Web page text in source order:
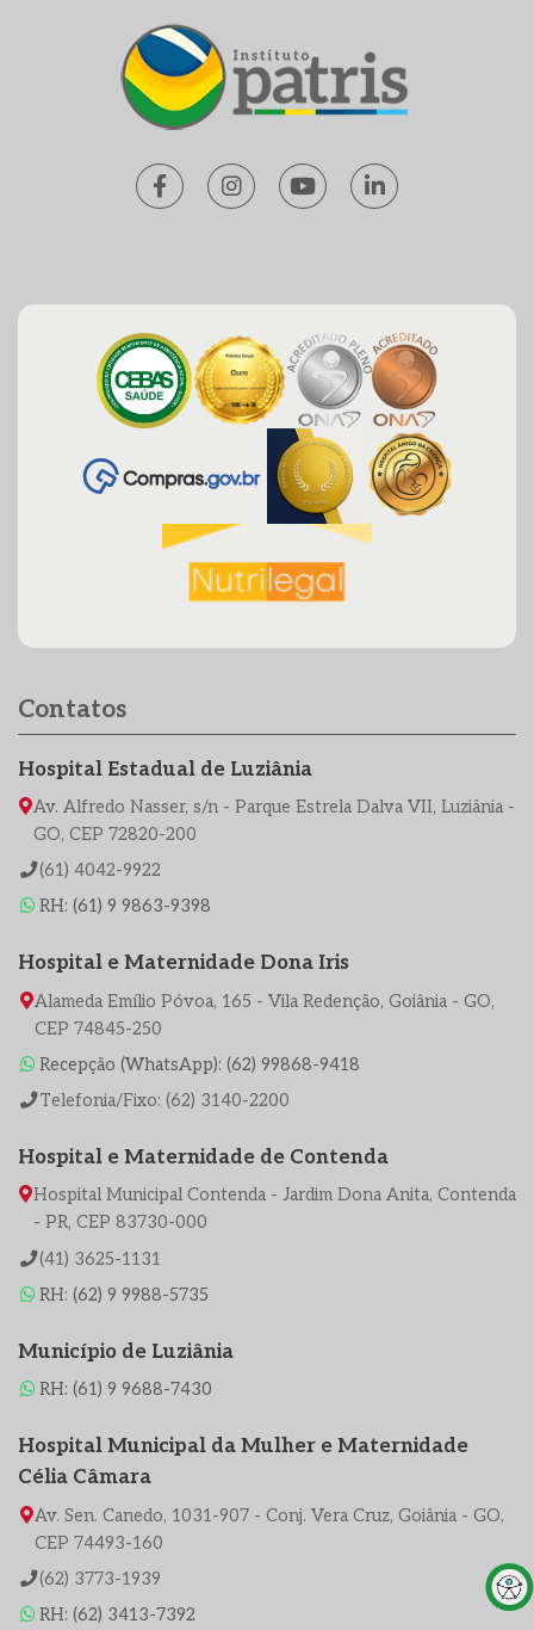
Contatos
Hospital Estadual de Luziânia
Av. Alfredo Nasser, s/n - Parque Estrela Dalva VII, Luziânia -
GO, CEP 72820-200
(61) 4042-9922
RH: (61) 9 9863-9398
Hospital e Maternidade Dona Iris
Alameda Emílio Póvoa, 165 - Vila Redenção, Goiânia - GO,
CEP 74845-250
Recepção (WhatsApp): (62) 99868-9418
Telefonia/Fixo: (62) 3140-2200
Hospital e Maternidade de Contenda
Hospital Municipal Contenda - Jardim Dona Anita, Contenda
- PR, CEP 83730-000
(41) 3625-1131
RH: (62) 9 9988-5735
Município de Luziânia
RH: (61) 9 9688-7430
Hospital Municipal da Mulher e Maternidade
Célia Câmara
Av. Sen. Canedo, 1031-907 - Conj. Vera Cruz, Goiânia - GO,
CEP 74493-160
(62) 3773-1939
RH: (62) 3413-7392